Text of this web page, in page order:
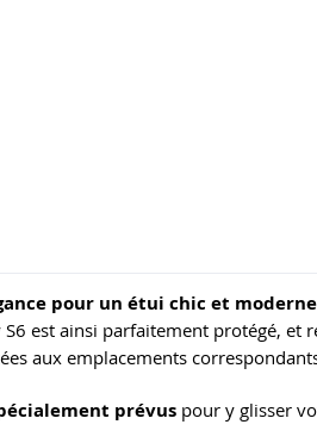
pour un étui chic et
S6 est ainsi parfaitement protégé, et
aux emplacements
prévus pour y glisser